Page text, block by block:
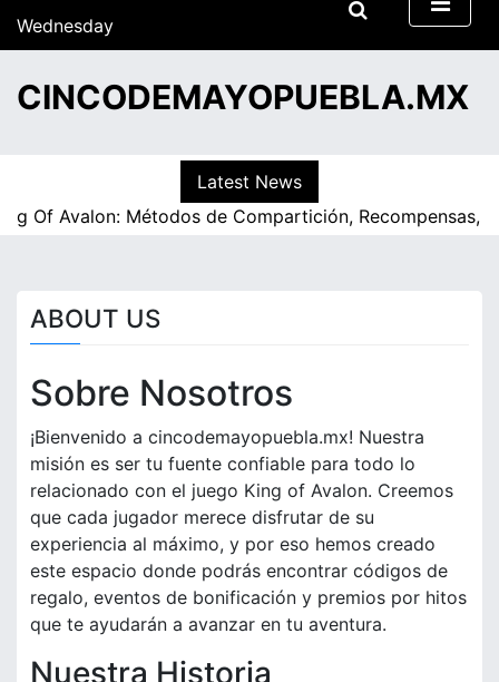
Wednesday
15/07/2026
07:41
CINCODEMAYOPUEBLA.MX
Latest News
Of Avalon: Métodos de Compartición, Recompensas,
ABOUT US
Sobre Nosotros
¡Bienvenido a cincodemayopuebla.mx! Nuestra
misión es ser tu fuente confiable para todo lo
relacionado con el juego King of Avalon. Creemos
que cada jugador merece disfrutar de su
experiencia al máximo, y por eso hemos creado
este espacio donde podrás encontrar códigos de
regalo, eventos de bonificación y premios por hitos
que te ayudarán a avanzar en tu aventura.
Nuestra Historia